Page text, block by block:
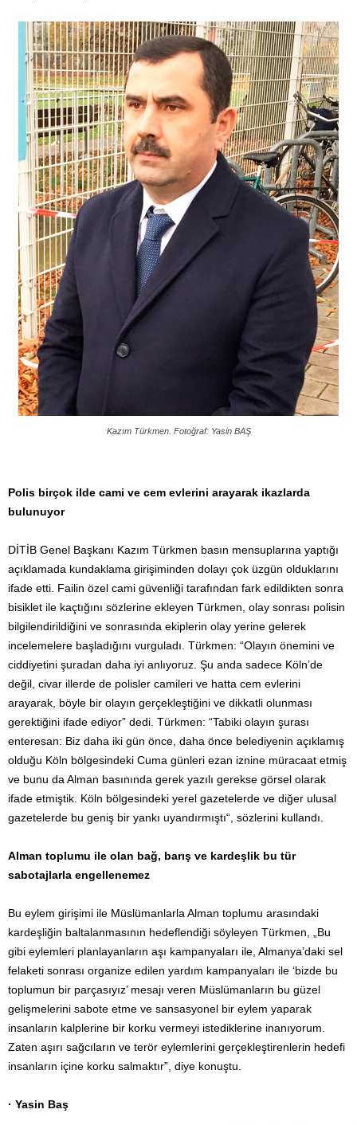
Kazım Türkmen. Fotoğraf: Yasin BAŞ
Polis birçok ilde cami ve cem evlerini arayarak ikazlarda
bulunuyor
DİTİB Genel Başkanı Kazım Türkmen basın mensuplarına yaptığı
açıklamada kundaklama girişiminden dolayı çok üzgün olduklarını
ifade etti. Failin özel cami güvenliği tarafından fark edildikten sonra
bisiklet ile kaçtığını sözlerine ekleyen Türkmen, olay sonrası polisin
bilgilendirildiğini ve sonrasında ekiplerin olay yerine gelerek
incelemelere başladığını vurguladı. Türkmen: “Olayın önemini ve
ciddiyetini şuradan daha iyi anlıyoruz. Şu anda sadece Köln’de
değil, civar illerde de polisler camileri ve hatta cem evlerini
arayarak, böyle bir olayın gerçekleştiğini ve dikkatli olunması
gerektiğini ifade ediyor” dedi. Türkmen: “Tabiki olayın şurası
enteresan: Biz daha iki gün önce, daha önce belediyenin açıklamış
olduğu Köln bölgesindeki Cuma günleri ezan iznine müracaat etmiş
ve bunu da Alman basınında gerek yazılı gerekse görsel olarak
ifade etmiştik. Köln bölgesindeki yerel gazetelerde ve diğer ulusal
gazetelerde bu geniş bir yankı uyandırmıştı“, sözlerini kullandı.
Alman toplumu ile olan bağ, barış ve kardeşlik bu tür
sabotajlarla engellenemez
Bu eylem girişimi ile Müslümanlarla Alman toplumu arasındaki
kardeşliğin baltalanmasının hedeflendiği söyleyen Türkmen, „Bu
gibi eylemleri planlayanların aşı kampanyaları ile, Almanya’daki sel
felaketi sonrası organize edilen yardım kampanyaları ile ‘bizde bu
toplumun bir parçasıyız’ mesajı veren Müslümanların bu güzel
gelişmelerini sabote etme ve sansasyonel bir eylem yaparak
insanların kalplerine bir korku vermeyi istediklerine inanıyorum.
Zaten aşırı sağcıların ve terör eylemlerini gerçekleştirenlerin hedefi
insanların içine korku salmaktır”, diye konuştu.
· Yasin Baş